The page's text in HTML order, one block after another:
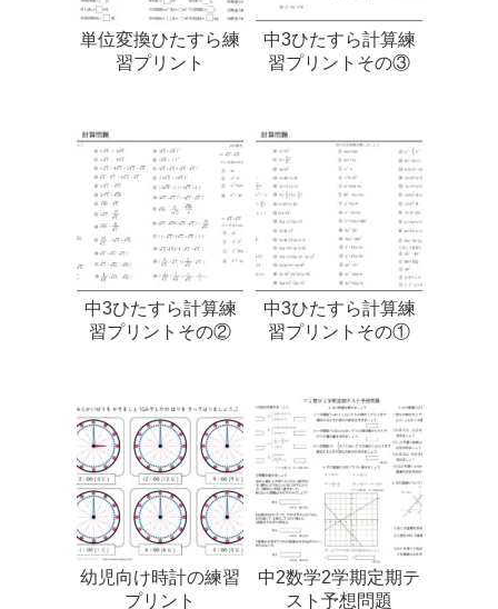
単位変換ひたすら練
習プリント
中3ひたすら計算練
習プリントその③
中3ひたすら計算練
習プリントその②
中3ひたすら計算練
習プリントその①
幼児向け時計の練習
プリント
中2数学2学期定期テ
スト予想問題